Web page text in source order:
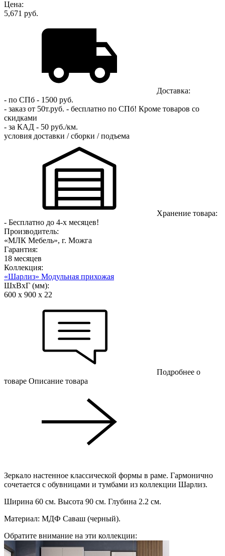
Цена:
5,671 руб.
Доставка:
- по СПб - 1500 руб.
- заказ от 50т.руб. - бесплатно по СПб! Кроме товаров со
скидками
- за КАД - 50 руб./км.
условия доставки / сборки / подъема
Хранение товара:
- Бесплатно до 4-х месяцев!
Производитель:
«МЛК Мебель», г. Можга
Гарантия:
18 месяцев
Коллекция:
«Шарлиз» Модульная прихожая
ШхВхГ (мм):
600 х 900 х 22
Подробнее о
товаре Описание товара
Зеркало настенное классической формы в раме. Гармонично
сочетается с обувницами и тумбами из коллекции Шарлиз.
Ширина 60 см. Высота 90 см. Глубина 2.2 см.
Материал: МДФ Саваш (черный).
Обратите внимание на эти коллекции: